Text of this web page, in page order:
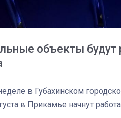
объекты будут
в Губахинском
в Прикамье начнут